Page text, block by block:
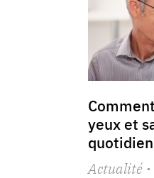
yeux et
Actualité